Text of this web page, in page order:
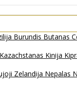
Burundis Butanas
Kazachstanas Kinija
Zelandija Nepalas